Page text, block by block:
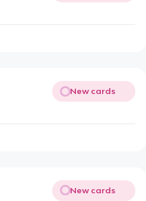
New cards
New cards